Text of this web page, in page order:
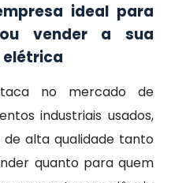
ideal para
vender a sua
elétrica
no mercado de
industriais usados,
alta qualidade tanto
quanto para quem